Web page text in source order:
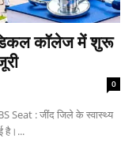
कॉलेज में शुरू
0
Seat : जींद जिले के स्वास्थ्य
है।...